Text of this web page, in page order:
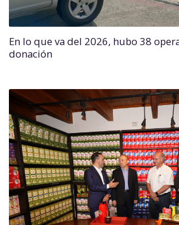
En lo que va del 2026, hubo 38
donación